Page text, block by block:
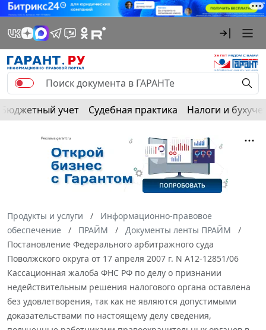
Бюджетный учет Судебная практика Налоги и
Продукты и услуги
Информационно-правовое
обеспечение
ПРАЙМ
Документы ленты ПРАЙМ
Постановление Федерального арбитражного суда
Поволжского округа от 17 апреля 2007 г. N А12-12851/06
Кассационная жалоба ФНС РФ по делу о признании
недействительным решения налогового органа оставлена
без удовлетворения, так как не являются допустимыми
доказательствами по настоящему делу сведения,